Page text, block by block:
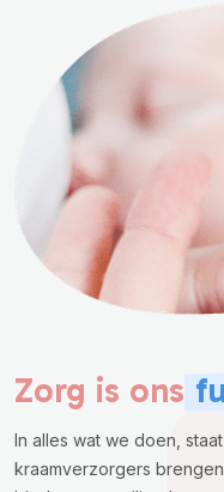
Zorg is ons
In alles wat we doen,
kraamverzorgers